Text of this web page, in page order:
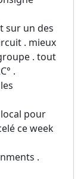
sur un des
. mieux
. tout
.
pour
ce week
.